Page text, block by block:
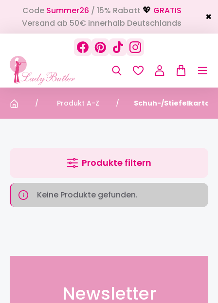
springen
CodeSummer26 / 15% Rabatt 💖 GRATIS
Versand ab 50€ innerhalb Deutschlands
✖
Produkt A-Z Schuh-/
Produkte filtern
Keine Produkte gefunden.
Newsletter